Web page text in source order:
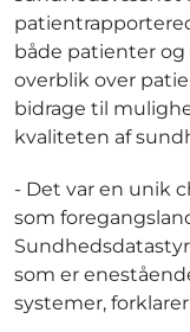
både patienter
overblik over
bidrage til
kvaliteten af
- Det var en unik
som
som er
systemer,